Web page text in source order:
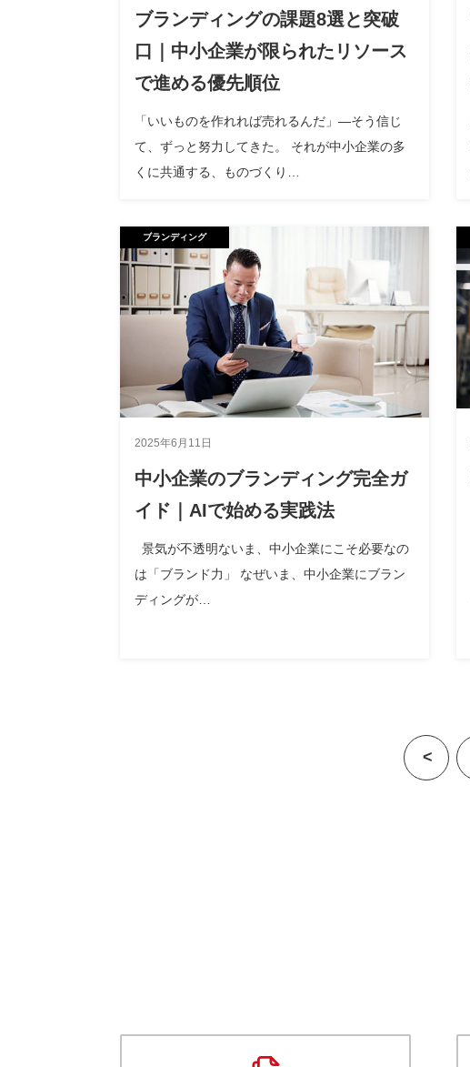
ブランディングの課題8選と突破
口｜中小企業が限られたリソース
で進める優先順位
「いいものを作れれば売れるんだ」―そう信じ
て、ずっと努力してきた。 それが中小企業の多
くに共通する、ものづくり…
ブランディング
2025年6月11日
中小企業のブランディング完全ガ
イド｜AIで始める実践法
景気が不透明ないま、中小企業にこそ必要なの
は「ブランド力」 なぜいま、中小企業にブラン
ディングが…
<